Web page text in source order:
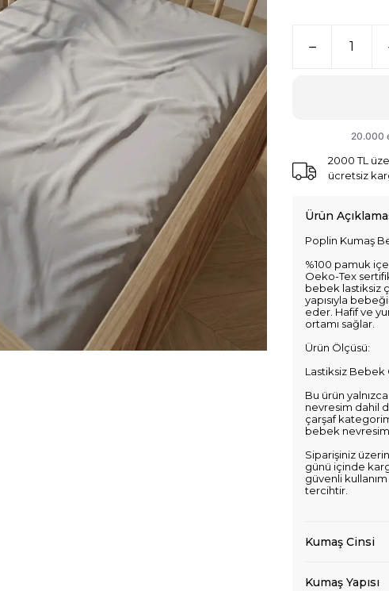
2000 TL
ücretsiz
Ürün
Poplin Kumaş
%100 pamuk
Oeko-Tex
bebek lastiksiz
yapısıyla
eder. Hafif ve
ortamı sağlar.
Ürün Ölçüsü:
Lastiksiz Bebek
Bu ürün
nevresim dahil
çarşaf
bebek
Siparişiniz
günü içinde
güvenli
tercihtir.
Kumaş Cinsi
Kumaş Yapısı